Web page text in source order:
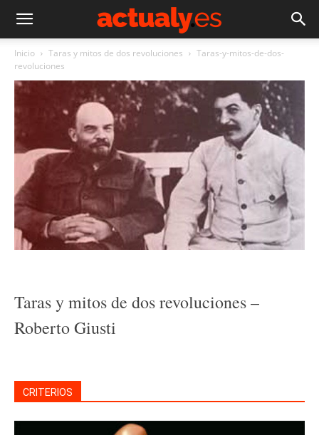
Inicio Taras y mitos de dos revoluciones
Taras-y-mitos-de-dos-
revoluciones
Taras y mitos de dos revoluciones –
Roberto Giusti
CRITERIOS